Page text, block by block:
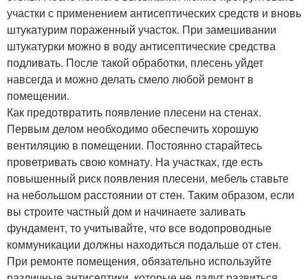
участки с применением антисептических средств и вновь
штукатурим пораженный участок. При замешивании
штукатурки можно в воду антисептические средства
подливать. После такой обработки, плесень уйдет
навсегда и можно делать смело любой ремонт в
помещении.
Как предотвратить появление плесени на стенах.
Первым делом необходимо обеспечить хорошую
вентиляцию в помещении. Постоянно старайтесь
проветривать свою комнату. На участках, где есть
повышенный риск появления плесени, мебель ставьте
на небольшом расстоянии от стен. Таким образом, если
вы строите частный дом и начинаете заливать
фундамент, то учитывайте, что все водопроводные
коммуникации должны находиться подальше от стен.
При ремонте помещения, обязательно используйте